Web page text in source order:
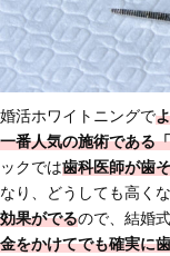
婚活ホワイトニングで
一番人気の施術である
ックでは歯科医師が歯
なり、どうしても高く
効果がでるので、結婚
金をかけてでも確実に